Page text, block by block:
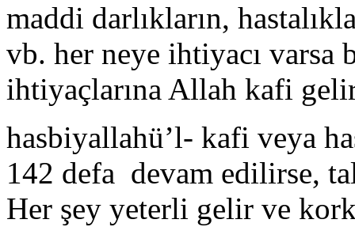
maddi darlıkların,
vb. her neye ihtiyacı varsa
ihtiyaçlarına Allah kafi
hasbiyallahü’l- kafi veya
142 defa devam edilirse,
Her şey yeterli gelir ve